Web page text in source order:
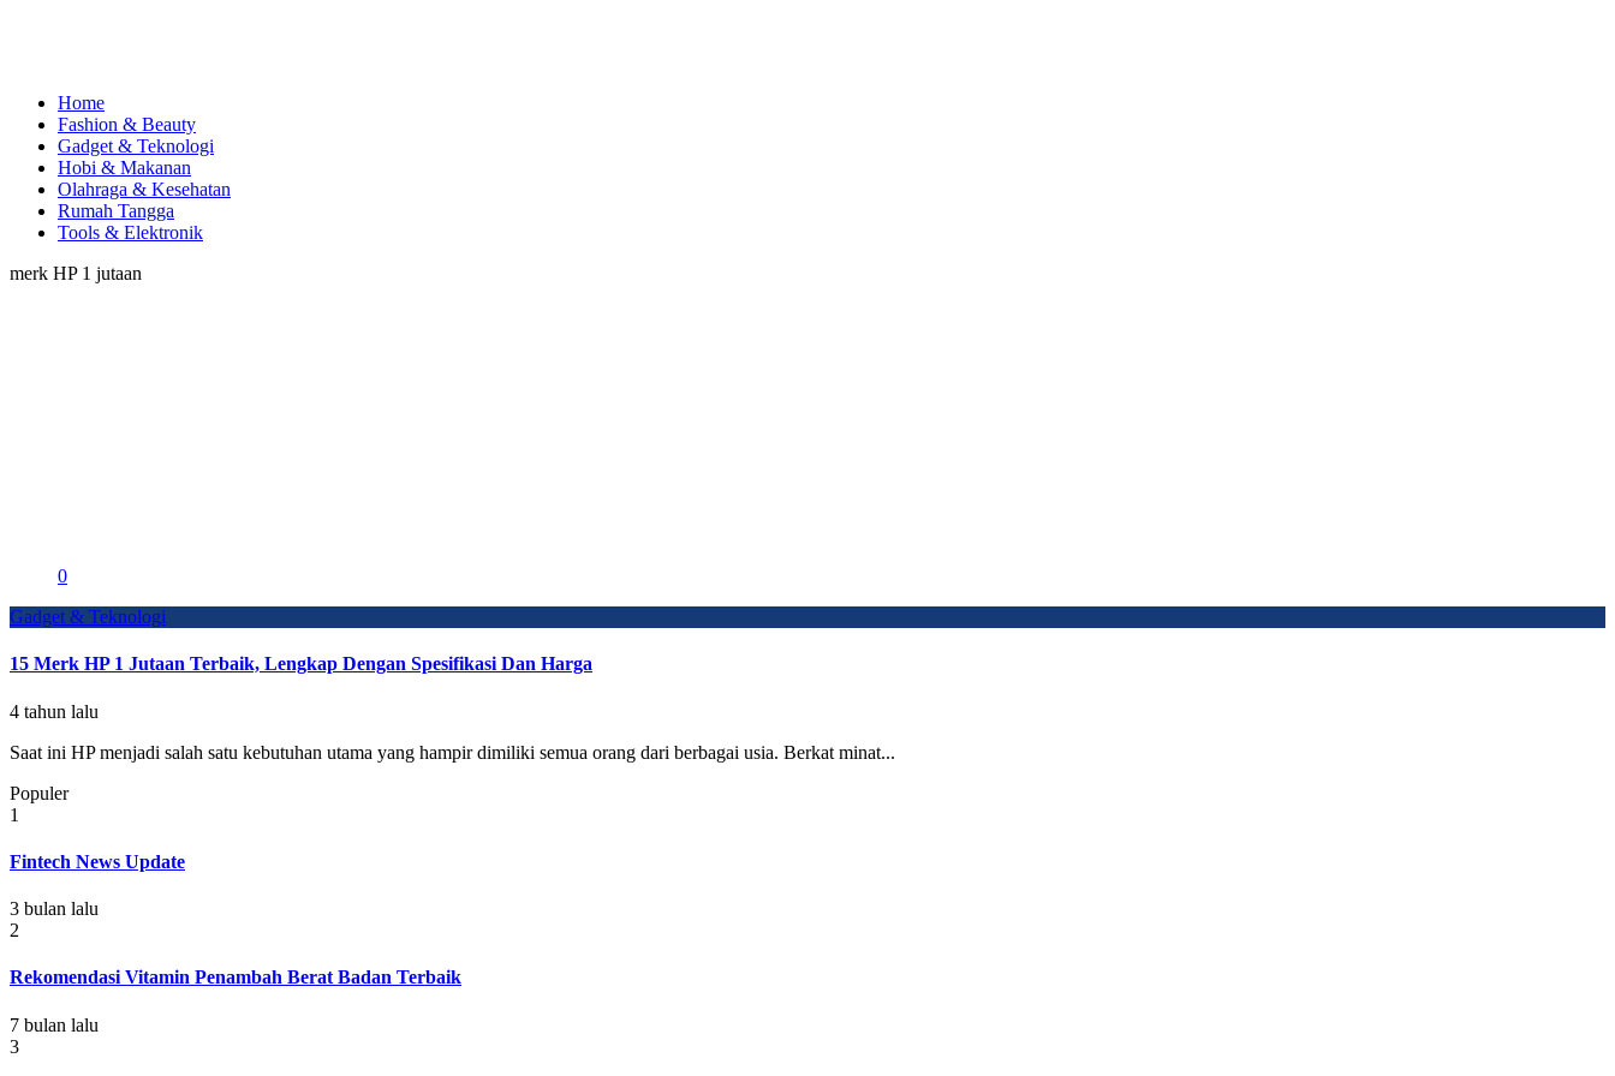
Home
Fashion & Beauty
Gadget & Teknologi
Hobi & Makanan
Olahraga & Kesehatan
Rumah Tangga
Tools & Elektronik
merk HP 1 jutaan
0
Gadget & Teknologi
15 Merk HP 1 Jutaan Terbaik, Lengkap Dengan Spesifikasi Dan Harga
4 tahun lalu
Saat ini HP menjadi salah satu kebutuhan utama yang hampir dimiliki semua orang dari berbagai usia. Berkat minat...
Populer
1
Fintech News Update
3 bulan lalu
2
Rekomendasi Vitamin Penambah Berat Badan Terbaik
7 bulan lalu
3